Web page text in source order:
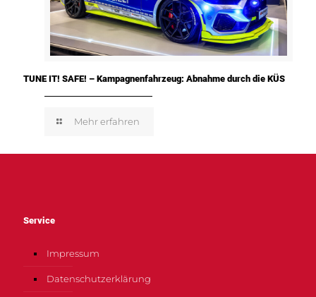
TUNE IT! SAFE! – Kampagnenfahrzeug: Abnahme durch die KÜS
Mehr erfahren
Service
Impressum
Datenschutzerklärung